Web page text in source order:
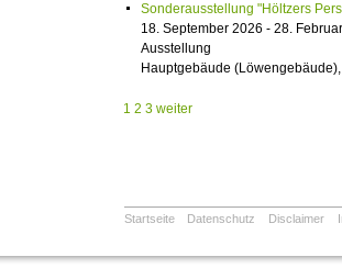
Sonderausstellung "Höltzers
18. September 2026 - 28.
Ausstellung
Hauptgebäude
1 2 3 weiter
Startseite Datenschutz Disclaimer